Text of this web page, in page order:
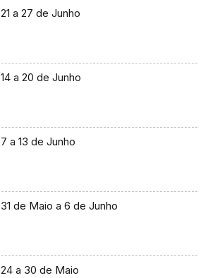
21 a 27 de Junho
14 a 20 de Junho
7 a 13 de Junho
31 de Maio a 6 de Junho
24 a 30 de Maio